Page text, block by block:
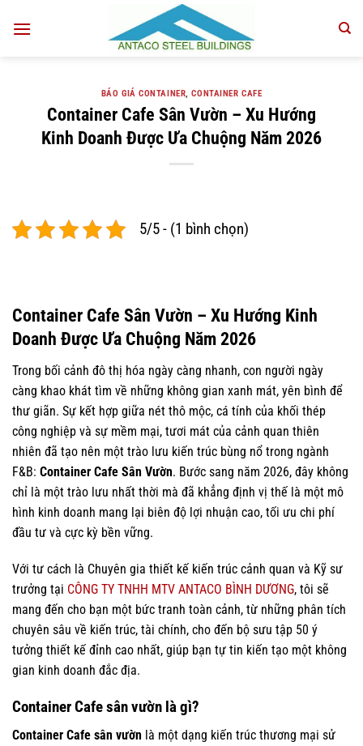
qua
BÁO GIÁ CONTAINER,CONTAINER CAFE
Container Cafe Sân Vườn – Xu Hướng
Kinh Doanh Được Ưa Chuộng Năm 2026
5/5 - (1 bình chọn)
Container Cafe Sân Vườn – Xu Hướng Kinh
Doanh Được Ưa Chuộng Năm 2026
Trong bối cảnh đô thị hóa ngày càng nhanh, con người ngày
càng khao khát tìm về những không gian xanh mát, yên bình để
thư giãn. Sự kết hợp giữa nét thô mộc, cá tính của khối thép
công nghiệp và sự mềm mại, tươi mát của cảnh quan thiên
nhiên đã tạo nên một trào lưu kiến trúc bùng nổ trong ngành
F&B: Container Cafe Sân Vườn. Bước sang năm 2026, đây không
chỉ là một trào lưu nhất thời mà đã khẳng định vị thế là một mô
hình kinh doanh mang lại biên độ lợi nhuận cao, tối ưu chi phí
đầu tư và cực kỳ bền vững.
Với tư cách là Chuyên gia thiết kế kiến trúc cảnh quan và Kỹ sư
trưởng tại CÔNG TY TNHH MTV ANTACO BÌNH DƯƠNG, tôi sẽ
mang đến cho bạn một bức tranh toàn cảnh, từ những phân tích
chuyên sâu về kiến trúc, tài chính, cho đến bộ sưu tập 50 ý
tưởng thiết kế đỉnh cao nhất, giúp bạn tự tin kiến tạo một không
gian kinh doanh đắc địa.
Container Cafe sân vườn là gì?
Container Cafe sân vườn là một dạng kiến trúc thương mại sử